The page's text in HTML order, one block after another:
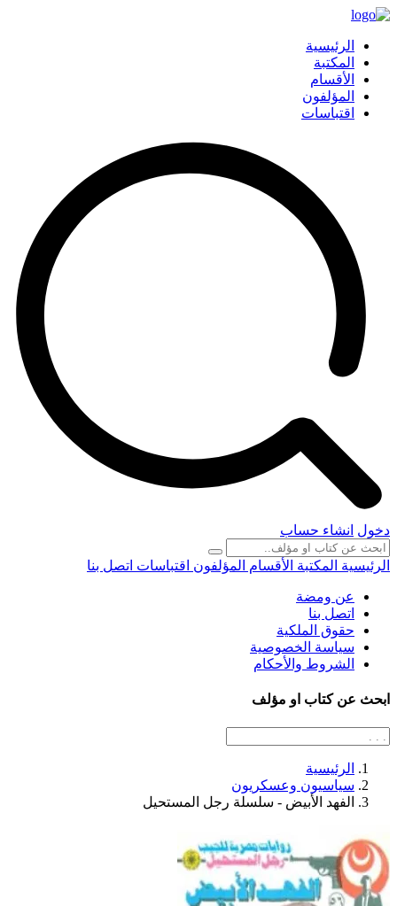
الرئيسية
المكتبة
الأقسام
المؤلفون
اقتباسات
دخول انشاء حساب
الرئيسية المكتبة الأقسام المؤلفون اقتباسات اتصل بنا
عن ومضة
اتصل بنا
حقوق الملكية
سياسة الخصوصية
الشروط والأحكام
ابحث عن كتاب او مؤلف
الرئيسية
سياسيون وعسكريون
الفهد الأبيض - سلسلة رجل المستحيل